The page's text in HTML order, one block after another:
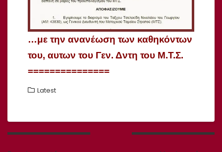
…με την ανανέωση των καθηκόντων
του, αυτων του Γεν. Δντη του Μ.Τ.Σ.
===============
Latest
Πλοήγηση